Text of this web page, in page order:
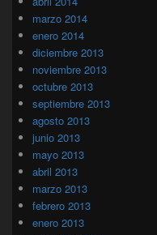
marzo 2014
enero 2014
diciembre 2013
noviembre 2013
octubre 2013
septiembre 2013
agosto 2013
junio 2013
mayo 2013
abril 2013
marzo 2013
febrero 2013
enero 2013